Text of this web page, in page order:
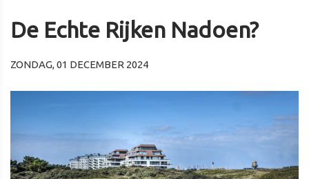
De Echte Rijken Nadoen?
ZONDAG, 01 DECEMBER 2024